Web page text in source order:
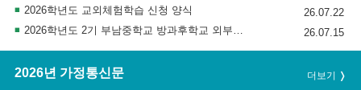
2026학년도 교외체험학습 신청 양식
26.07.22
2026학년도 2기 부남중학교 방과후학교 외부강사 공고
26.07.15
2026년 가정통신문 더보기